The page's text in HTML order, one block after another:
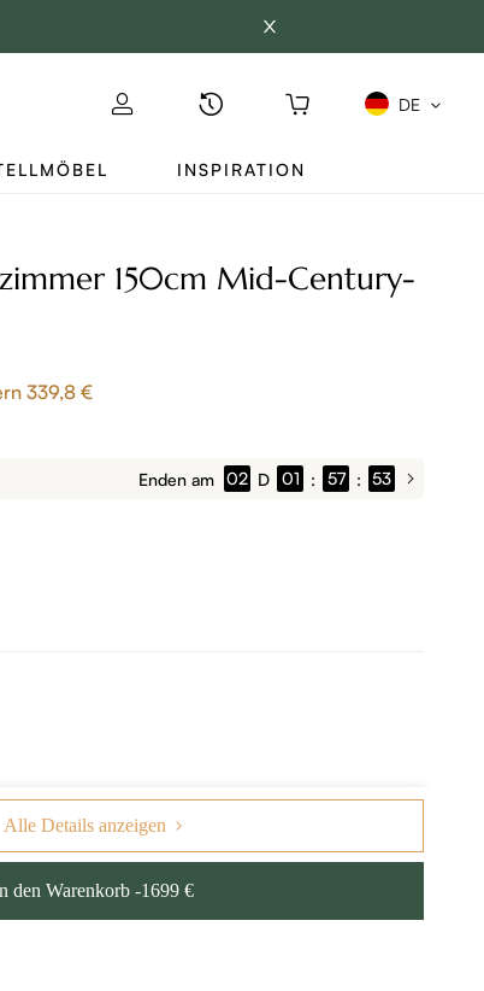
DE
INSPIRATION
150cm Mid-Century-
339,8 €
Enden am 02 D 01 : 57 : 51
Alle Details anzeigen
den Warenkorb -1699 €